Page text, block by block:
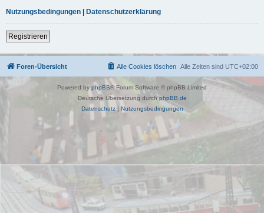
Nutzungsbedingungen | Datenschutzerklärung
Registrieren
Foren-Übersicht Alle Zeiten sind UTC+02:00
Alle Cookies löschen
Powered byphpBB® Forum Software © phpBB Limited
Deutsche Übersetzung durchphpBB.de
Datenschutz| Nutzungsbedingungen